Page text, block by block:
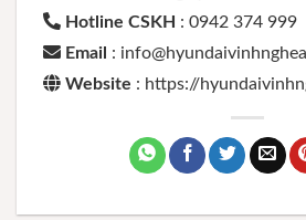
Hotline CSKH : 0942 374 999
Email :
Website : https://